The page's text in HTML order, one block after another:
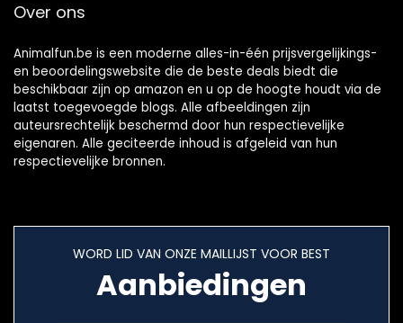
Over ons
Animalfun.be is een moderne alles-in-één prijsvergelijkings-
en beoordelingswebsite die de beste deals biedt die
beschikbaar zijn op amazon en u op de hoogte houdt via de
laatst toegevoegde blogs. Alle afbeeldingen zijn
auteursrechtelijk beschermd door hun respectievelijke
eigenaren. Alle geciteerde inhoud is afgeleid van hun
respectievelijke bronnen.
WORD LID VAN ONZE MAILLIJST VOOR BEST
Aanbiedingen